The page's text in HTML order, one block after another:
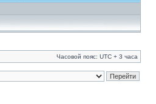
Часовой пояс: UTC + 3 часа